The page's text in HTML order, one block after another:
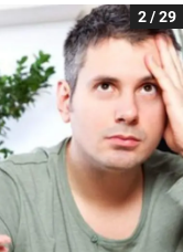
2 / 29